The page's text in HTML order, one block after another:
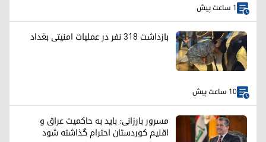
1 ساعت پیش
بازداشت ۳۱۸ نفر در عملیات امنیتی بغداد
10 ساعت پیش
مسرور بارزانی: باید به حاکمیت عراق و
اقلیم کوردستان احترام گذاشته شود